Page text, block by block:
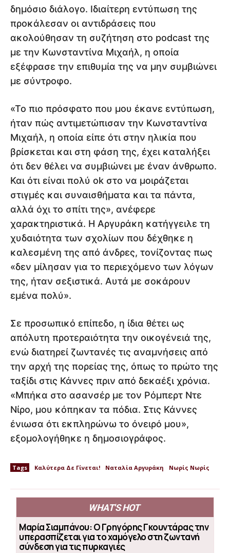
δημόσιο διάλογο. Ιδιαίτερη εντύπωση της
προκάλεσαν οι αντιδράσεις που
ακολούθησαν τη συζήτηση στο podcast της
με την Κωνσταντίνα Μιχαήλ, η οποία
εξέφρασε την επιθυμία της να μην συμβιώνει
με σύντροφο.
«Το πιο πρόσφατο που μου έκανε εντύπωση,
ήταν πώς αντιμετώπισαν την Κωνσταντίνα
Μιχαήλ, η οποία είπε ότι στην ηλικία που
βρίσκεται και στη φάση της, έχει καταλήξει
ότι δεν θέλει να συμβιώνει με έναν άνθρωπο.
Και ότι είναι πολύ ok στο να μοιράζεται
στιγμές και συναισθήματα και τα πάντα,
αλλά όχι το σπίτι της», ανέφερε
χαρακτηριστικά. Η Αργυράκη κατήγγειλε τη
χυδαιότητα των σχολίων που δέχθηκε η
καλεσμένη της από άνδρες, τονίζοντας πως
«δεν μίλησαν για το περιεχόμενο των λόγων
της, ήταν σεξιστικά. Αυτά με σοκάρουν
εμένα πολύ».
Σε προσωπικό επίπεδο, η ίδια θέτει ως
απόλυτη προτεραιότητα την οικογένειά της,
ενώ διατηρεί ζωντανές τις αναμνήσεις από
την αρχή της πορείας της, όπως το πρώτο της
ταξίδι στις Κάννες πριν από δεκαέξι χρόνια.
«Μπήκα στο ασανσέρ με τον Ρόμπερτ Ντε
Νίρο, μου κόπηκαν τα πόδια. Στις Κάννες
ένιωσα ότι εκπληρώνω το όνειρό μου»,
εξομολογήθηκε η δημοσιογράφος.
Tags Καλύτερα Δε Γίνεται! Ναταλία Αργυράκη Νωρίς Νωρίς
WHAT'S HOT
Μαρία Σιαμπάνου: Ο Γρηγόρης Γκουντάρας την
υπερασπίζεται για το χαμόγελο στη ζωντανή
σύνδεση για τις πυρκαγιές